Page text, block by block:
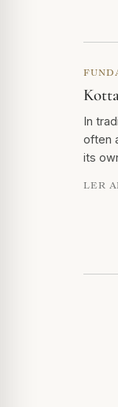
In
often
its
LER